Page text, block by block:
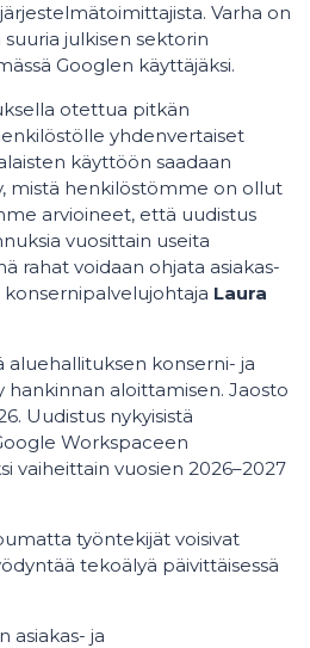
Varha on
julkisen sektorin
Googlen käyttäjäksi.
otettua pitkän
yhdenvertaiset
käyttöön saadaan
mistä henkilöstömme on ollut
arvioineet, että uudistus
vuosittain useita
rahat voidaan ohjata asiakas-
Laura
konserni- ja
hankinnan aloittamisen. Jaosto
Uudistus nykyisistä
Workspaceen
vaiheittain vuosien 2026–2027
työntekijät voisivat
tekoälyä päivittäisessä
asiakas- ja